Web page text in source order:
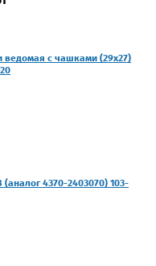
с чашками (29х27)
4370-2403070) 103-